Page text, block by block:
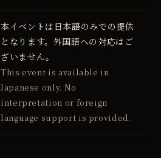
本イベントは日本語のみでの提供
となります。外国語への対応はご
ざいません。
This event is available in
Japanese only. No
interpretation or foreign
language support is provided.